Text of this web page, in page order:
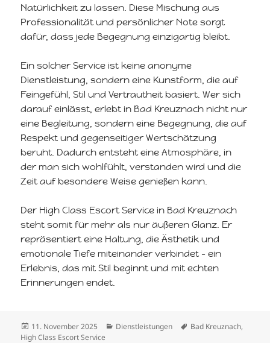
Natürlichkeit zu lassen. Diese Mischung aus
Professionalität und persönlicher Note sorgt
dafür, dass jede Begegnung einzigartig bleibt.
Ein solcher Service ist keine anonyme
Dienstleistung, sondern eine Kunstform, die auf
Feingefühl, Stil und Vertrautheit basiert. Wer sich
darauf einlässt, erlebt in Bad Kreuznach nicht nur
eine Begleitung, sondern eine Begegnung, die auf
Respekt und gegenseitiger Wertschätzung
beruht. Dadurch entsteht eine Atmosphäre, in
der man sich wohlfühlt, verstanden wird und die
Zeit auf besondere Weise genießen kann.
Der High Class Escort Service in Bad Kreuznach
steht somit für mehr als nur äußeren Glanz. Er
repräsentiert eine Haltung, die Ästhetik und
emotionale Tiefe miteinander verbindet – ein
Erlebnis, das mit Stil beginnt und mit echten
Erinnerungen endet.
Veröffentlicht
am
11. November 2025 Kategorien
Dienstleistungen Schlagwörter
Bad Kreuznach,
High Class Escort Service